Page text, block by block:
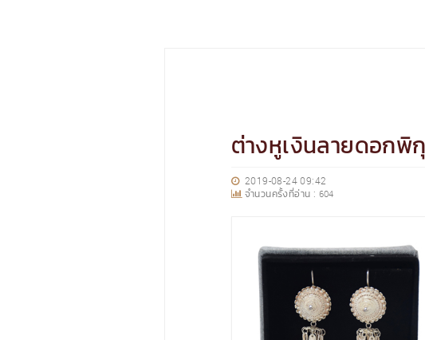
ต่างหูเงินลายดอกพิ
2019-08-24 09:42
จำนวนครั้งที่อ่าน : 604